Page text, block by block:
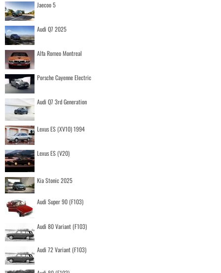
Jaecoo 5
Audi Q7 2025
Alfa Romeo Montreal
Porsche Cayenne Electric
Audi Q7 3rd Generation
Lexus ES (XV10) 1994
Lexus ES (V20)
Kia Stonic 2025
Audi Super 90 (F103)
Audi 80 Variant (F103)
Audi 72 Variant (F103)